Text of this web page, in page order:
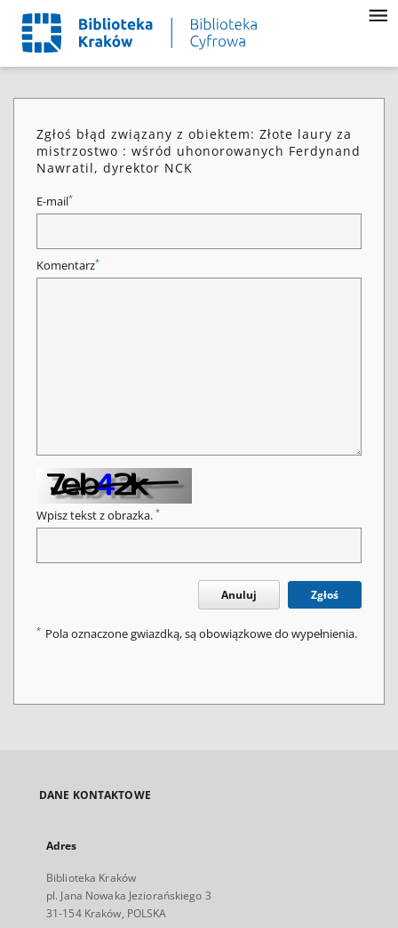
Zgłoś błąd związany z obiektem: Złote laury za
mistrzostwo : wśród uhonorowanych Ferdynand
Nawratil, dyrektor NCK
E-mail*
Komentarz*
Wpisz tekst z obrazka. *
Anuluj Zgłoś
* Pola oznaczone gwiazdką, są obowiązkowe do wypełnienia.
DANE KONTAKTOWE
Adres
Biblioteka Kraków
pl. Jana Nowaka Jeziorańskiego 3
31-154 Kraków, POLSKA